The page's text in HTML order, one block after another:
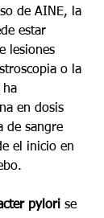
de AINE, la
estar
lesiones
o la
ha
en dosis
de sangre
el inicio en
pylori se